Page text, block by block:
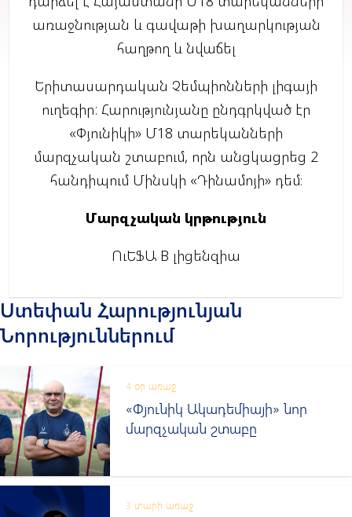
առաջնության և գավաթի խաղարկության
հաղթող և նվաճել
Երիտասարդական Չեմպիոնների լիգայի
ուղեգիր: Հարությունյանը ընդգրկված էր
«Փյունիկի» Մ18 տարեկանների
մարզչական շտաբում, որն անցկացրեց 2
հանդիպում Մինսկի «Դինամոյի» դեմ։
Մարզչական կրթություն
ՈւԵՖԱ B լիցենզիա
Ստեփան Հարությունյան
Նորություններում
4 օր առաջ
«Փյունիկ Ակադեմիայի» նոր
մարզչական շտաբը
3 տարի առաջ